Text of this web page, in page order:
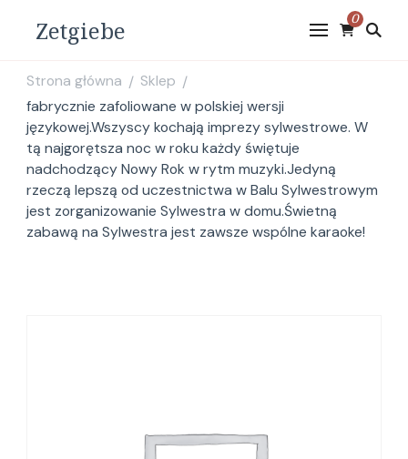
Zetgiebe 0
Strona główna / Sklep /
fabrycznie zafoliowane w polskiej wersji
językowej.Wszyscy kochają imprezy sylwestrowe. W
tą najgorętsza noc w roku każdy świętuje
nadchodzący Nowy Rok w rytm muzyki.Jedyną
rzeczą lepszą od uczestnictwa w Balu Sylwestrowym
jest zorganizowanie Sylwestra w domu.Świetną
zabawą na Sylwestra jest zawsze wspólne karaoke!